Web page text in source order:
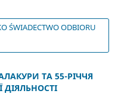
ŚWIADECTWO ODBIORU
ТА 55-РІЧЧЯ